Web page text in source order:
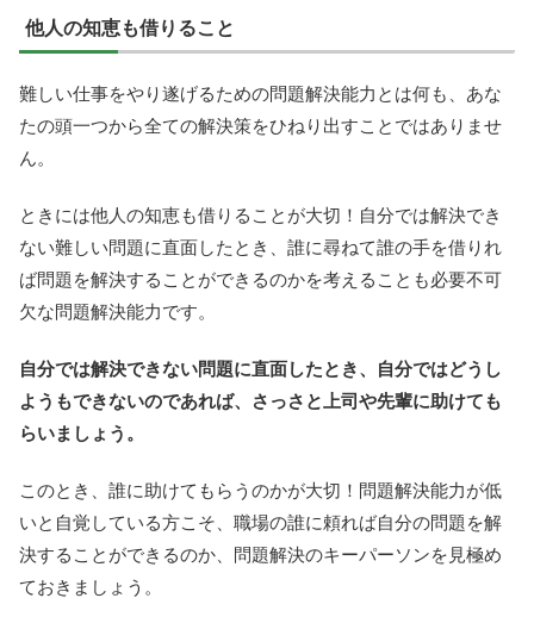
他人の知恵も借りること
難しい仕事をやり遂げるための問題解決能力とは何も、あな
たの頭一つから全ての解決策をひねり出すことではありませ
ん。
ときには他人の知恵も借りることが大切！自分では解決でき
ない難しい問題に直面したとき、誰に尋ねて誰の手を借りれ
ば問題を解決することができるのかを考えることも必要不可
欠な問題解決能力です。
自分では解決できない問題に直面したとき、自分ではどうし
ようもできないのであれば、さっさと上司や先輩に助けても
らいましょう。
このとき、誰に助けてもらうのかが大切！問題解決能力が低
いと自覚している方こそ、職場の誰に頼れば自分の問題を解
決することができるのか、問題解決のキーパーソンを見極め
ておきましょう。